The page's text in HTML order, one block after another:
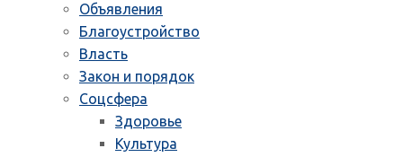
Объявления
Благоустройство
Власть
Закон и порядок
Соцсфера
Здоровье
Культура